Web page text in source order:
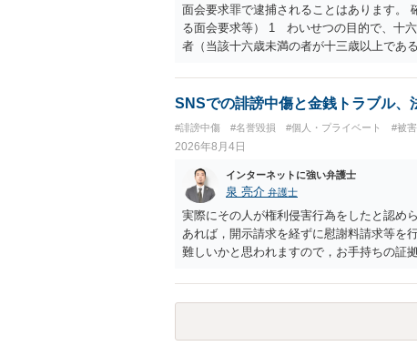
面会要求罪で逮捕されることはあります。
る面会要求等） 1 わいせつの目的で、十
者（当該十六歳未満の者が十三歳以上であ
又は誘惑して面会を要求すること。 二
金銭その他の利益を供与し、又はその申込
罰金に処する。
SNSでの誹謗中傷と金銭トラブル、
#誹謗中傷 #名誉毀損 #個人・プライベート #被
2026年8月4日
インターネットに強い弁護士
泉 亮介 弁護士
実際にその人が権利侵害行為をしたと認め
あれば，開示請求を経ずに慰謝料請求等を
難しいかと思われますので，お手持ちの証